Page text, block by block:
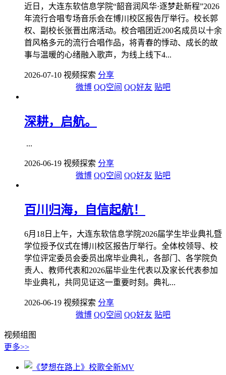
近日，大连东软信息学院“韶音润风华·逐梦赴新程”2026
年流行合唱专场音乐会在博川校区报告厅举行。校长郭
权、副校长张晋出席活动。校合唱团近200名成员以十余
首风格多元的流行合唱作品，将青春的悸动、成长的故
事与温暖的心绪融入歌声，为线上线下4...
2026-07-10 视频探索 分享
微博 QQ空间 QQ好友 贴吧
深耕，启航。
...
2026-06-19 视频探索 分享
微博 QQ空间 QQ好友 贴吧
百川归海，自信起航！
6月18日上午，大连东软信息学院2026届学生毕业典礼暨
学位授予仪式在博川校区报告厅举行。全体校领导、校
学位评定委员会委员出席毕业典礼，各部门、各学院负
责人、教师代表和2026届毕业生代表以及家长代表参加
毕业典礼，共同见证这一重要时刻。典礼...
2026-06-19 视频探索 分享
微博 QQ空间 QQ好友 贴吧
视频组图
更多>>